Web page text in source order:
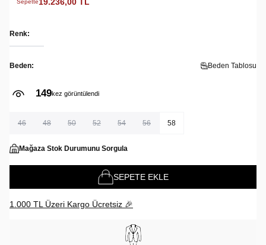
Sepette
Renk:
Beden: Beden Tablosu
149kez görüntülendi
46 48 50 52 54 56 58
Mağaza Stok Durumunu Sorgula
SEPETE EKLE
1.000 TL Üzeri Kargo Ücretsiz 🎉